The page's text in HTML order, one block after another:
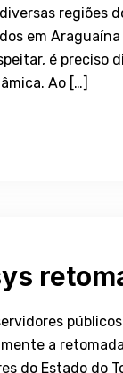
regiões
em
é
Ao […]
a
do Estado do